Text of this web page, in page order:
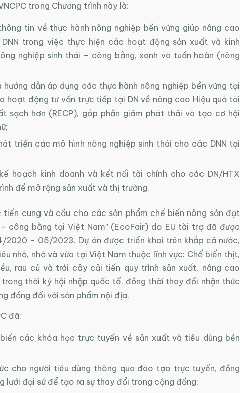
trong Chương trình này là:
tin về thực hành nông nghiệp bền vững giúp nâng cao
trong việc thực hiện các hoạt động sản xuất và kinh
nghiệp sinh thái – công bằng, xanh và tuần hoàn (nông
dẫn áp dụng các thực hành nông nghiệp bền vững tại
hoạt động tư vấn trực tiếp tại DN về nâng cao Hiệu quả tài
sạch hơn (RECP), góp phần giảm phát thải và tạo cơ hội
triển các mô hình nông nghiệp sinh thái cho các DNN tại
hoạch kinh doanh và kết nối tài chính cho các DN/HTX
để mở rộng sản xuất và thị trường.
tiến cung và cầu cho các sản phẩm chế biến nông sản đạt
công bằng tại Việt Nam” (EcoFair) do EU tài trợ đã được
2020 – 05/2023. Dự án được triển khai trên khắp cả nước,
nhỏ, nhỏ và vừa tại Việt Nam thuộc lĩnh vực: Chế biến thịt,
rau củ và trái cây cải tiến quy trình sản xuất, nâng cao
thời kỳ hội nhập quốc tế, đồng thời thay đổi nhận thức
đồng đối với sản phẩm nội địa.
đã:
các khóa học trực tuyến về sản xuất và tiêu dùng bền
cho người tiêu dùng thông qua đào tạo trực tuyến, đồng
lưới đại sứ để tạo ra sự thay đổi trong cộng đồng;